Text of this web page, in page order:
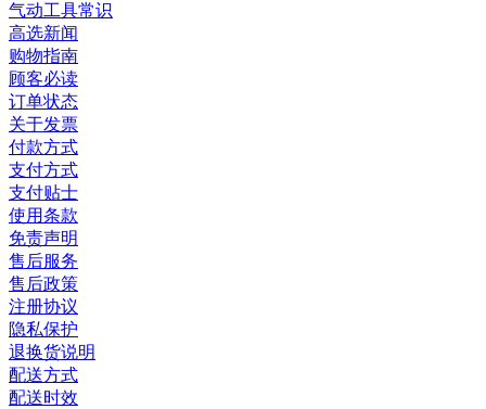
气动工具常识
高选新闻
购物指南
顾客必读
订单状态
关于发票
付款方式
支付方式
支付贴士
使用条款
免责声明
售后服务
售后政策
注册协议
隐私保护
退换货说明
配送方式
配送时效